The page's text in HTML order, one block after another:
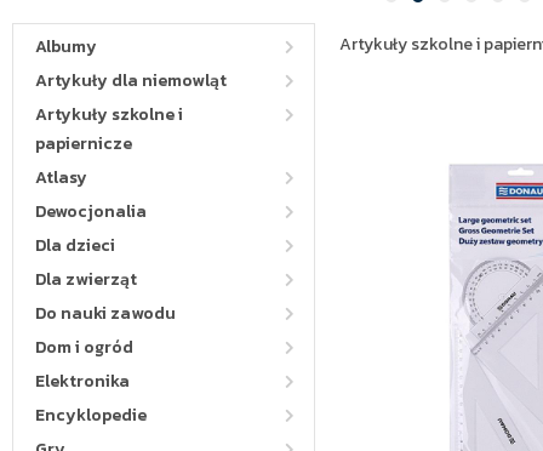
Albumy
Artykuły dla niemowląt
Artykuły szkolne i
papiernicze
Atlasy
Dewocjonalia
Dla dzieci
Dla zwierząt
Do nauki zawodu
Dom i ogród
Elektronika
Encyklopedie
Artykuły szkolne i